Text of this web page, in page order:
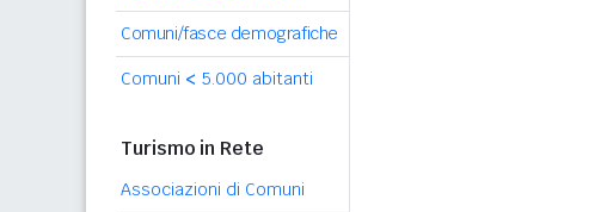
Comuni/fasce demografiche
Comuni < 5.000 abitanti
Turismo in Rete
Associazioni di Comuni